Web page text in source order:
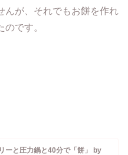
んが、それでもお餅を作れ
です。
ーと圧力鍋と40分で「餅」 by